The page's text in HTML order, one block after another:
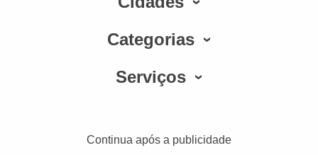
Categorias
Serviços
Continua após a publicidade